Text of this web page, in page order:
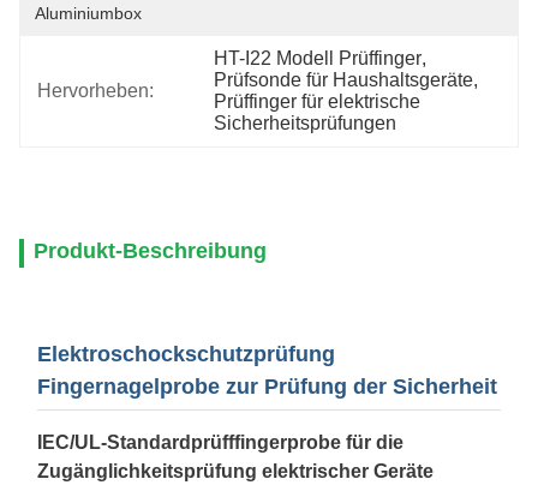
Aluminiumbox
Hervorheben:
HT-I22 Modell Prüffinger,
Prüfsonde für Haushaltsgeräte,
Prüffinger für elektrische
Sicherheitsprüfungen
Produkt-Beschreibung
Elektroschockschutzprüfung
Fingernagelprobe zur Prüfung der Sicherheit
IEC/UL-Standardprüfffingerprobe für die
Zugänglichkeitsprüfung elektrischer Geräte